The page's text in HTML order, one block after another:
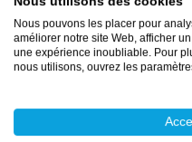
Mâts et bômes
Stratification de tissu
Stratification avec du
Stratification avec tissu
Mode
Nous pouvons les placer pour
améliorer notre site Web, afficher
une expérience inoubliable. Pour
nous utilisons, ouvrez les